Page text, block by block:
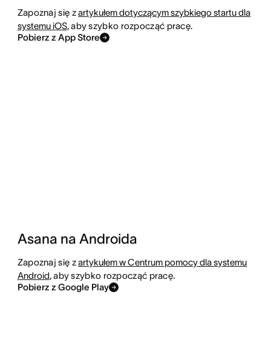
Zapoznaj się zartykułem dotyczącym szybkiego startu dla
systemu iOS, aby szybko rozpocząć pracę.
Pobierz z App Store
Asana na Androida
Zapoznaj się zartykułem w Centrum pomocy dla systemu
Android, aby szybko rozpocząć pracę.
Pobierz z Google Play